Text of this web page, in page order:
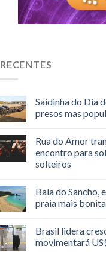
RECENTES
Saidinha do Dia
presos mas
Rua do Amor
encontro para
solteiros
Baía do Sancho,
praia mais
Brasil lidera
movimentará